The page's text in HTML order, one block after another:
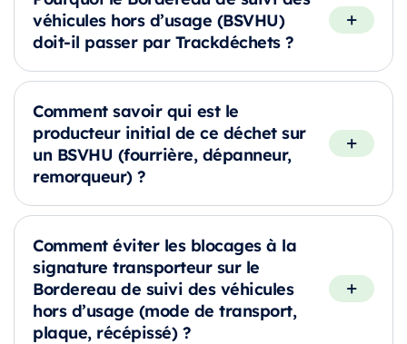
véhicules hors d’usage (BSVHU)
doit-il passer par Trackdéchets ?
Comment savoir qui est le
producteur initial de ce déchet sur
un BSVHU (fourrière, dépanneur,
remorqueur) ?
Comment éviter les blocages à la
signature transporteur sur le
Bordereau de suivi des véhicules
hors d’usage (mode de transport,
plaque, récépissé) ?